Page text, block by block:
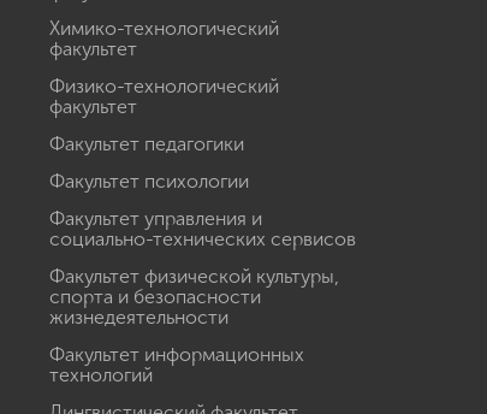
Химико-технологический
факультет
Физико-технологический
факультет
Факультет педагогики
Факультет психологии
Факультет управления и
социально-технических сервисов
Факультет физической культуры,
спорта и безопасности
жизнедеятельности
Факультет информационных
технологий